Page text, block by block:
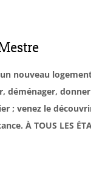
nouveau
déménager,
; venez le
À TOUS LES